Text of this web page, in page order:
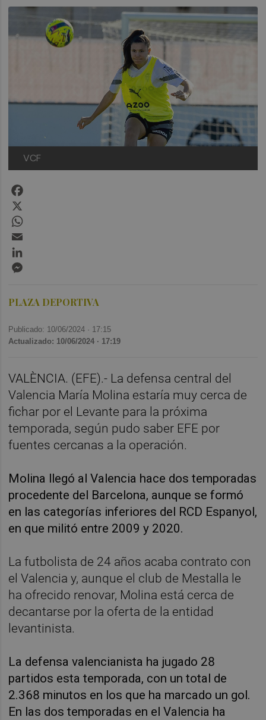
VCF
PLAZA DEPORTIVA
Publicado: 10/06/2024 · 17:15
Actualizado: 10/06/2024 · 17:19
VALÈNCIA. (EFE).- La defensa central del
Valencia María Molina estaría muy cerca de
fichar por el Levante para la próxima
temporada, según pudo saber EFE por
fuentes cercanas a la operación.
Molina llegó al Valencia hace dos temporadas
procedente del Barcelona, aunque se formó
en las categorías inferiores del RCD Espanyol,
en que militó entre 2009 y 2020.
La futbolista de 24 años acaba contrato con
el Valencia y, aunque el club de Mestalla le
ha ofrecido renovar, Molina está cerca de
decantarse por la oferta de la entidad
levantinista.
La defensa valencianista ha jugado 28
partidos esta temporada, con un total de
2.368 minutos en los que ha marcado un gol.
En las dos temporadas en el Valencia ha